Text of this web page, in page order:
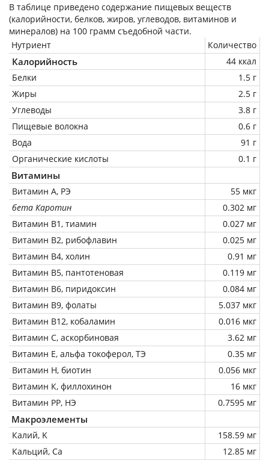
В таблице приведено содержание пищевых веществ
(калорийности, белков, жиров, углеводов, витаминов и
минералов) на 100 грамм съедобной части.
Нутриент
Количество
Калорийность
44 ккал
Белки
1.5 г
Жиры
2.5 г
Углеводы
3.8 г
Пищевые волокна
0.6 г
Вода
91 г
Органические кислоты
0.1 г
Витамины
Витамин А, РЭ
55 мкг
бета Каротин
0.302 мг
Витамин В1, тиамин
0.027 мг
Витамин В2, рибофлавин
0.025 мг
Витамин В4, холин
0.91 мг
Витамин В5, пантотеновая
0.119 мг
Витамин В6, пиридоксин
0.084 мг
Витамин В9, фолаты
5.037 мкг
Витамин В12, кобаламин
0.016 мкг
Витамин C, аскорбиновая
3.62 мг
Витамин Е, альфа токоферол, ТЭ
0.35 мг
Витамин Н, биотин
0.056 мкг
Витамин К, филлохинон
16 мкг
Витамин РР, НЭ
0.7595 мг
Макроэлементы
Калий, K
158.59 мг
Кальций, Ca
12.85 мг